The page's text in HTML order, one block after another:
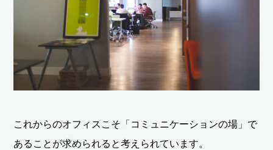
これからのオフィスこそ「コミュニケーションの場」で
あることが求められると考えられています。